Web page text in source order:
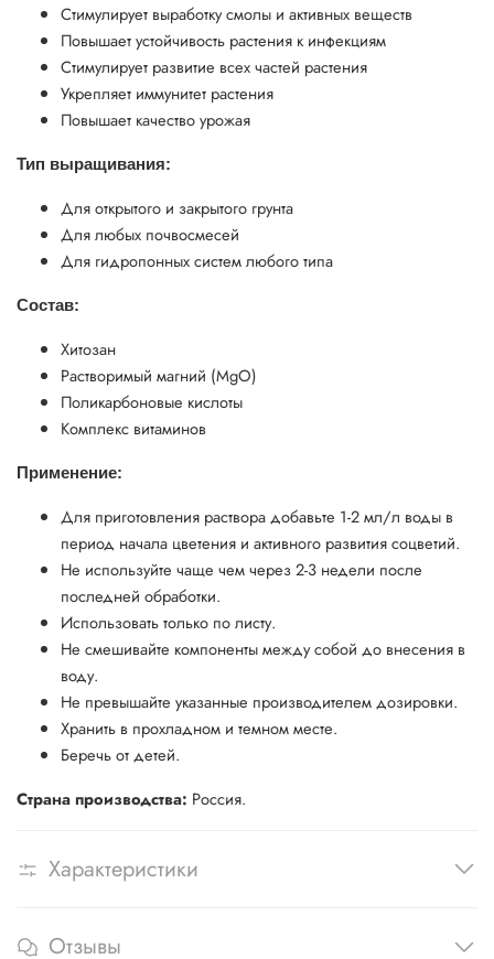
Стимулирует выработку смолы и активных веществ
Повышает устойчивость растения к инфекциям
Стимулирует развитие всех частей растения
Укрепляет иммунитет растения
Повышает качество урожая
Тип выращивания:
Для открытого и закрытого грунта
Для любых почвосмесей
Для гидропонных систем любого типа
Состав:
Хитозан
Растворимый магний (MgO)
Поликарбоновые кислоты
Комплекс витаминов
Применение:
Для приготовления раствора добавьте 1-2 мл/л воды в
период начала цветения и активного развития соцветий.
Не используйте чаще чем через 2-3 недели после
последней обработки.
Использовать только по листу.
Не смешивайте компоненты между собой до внесения в
воду.
Не превышайте указанные производителем дозировки.
Хранить в прохладном и темном месте.
Беречь от детей.
Страна производства: Россия.
Характеристики
Отзывы